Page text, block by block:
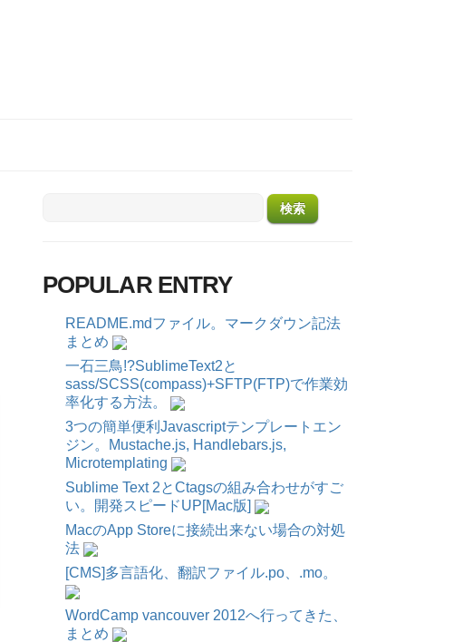
POPULAR ENTRY
README.mdファイル。マークダウン記法
まとめ
一石三鳥!?SublimeText2と
sass/SCSS(compass)+SFTP(FTP)で作業効
率化する方法。
3つの簡単便利Javascriptテンプレートエン
ジン。Mustache.js, Handlebars.js,
Microtemplating
Sublime Text 2とCtagsの組み合わせがすご
い。開発スピードUP[Mac版]
MacのApp Storeに接続出来ない場合の対処
法
[CMS]多言語化、翻訳ファイル.po、.mo。
WordCamp vancouver 2012へ行ってきた、
まとめ